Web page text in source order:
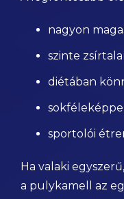
nagyon
szinte
diétában
sportolói
Ha valaki
a pulykamell az